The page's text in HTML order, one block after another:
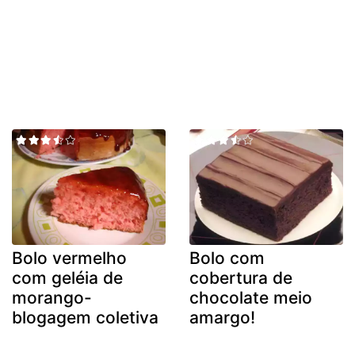
Bolo vermelho
com geléia de
morango-
blogagem coletiva
Bolo com
cobertura de
chocolate meio
amargo!